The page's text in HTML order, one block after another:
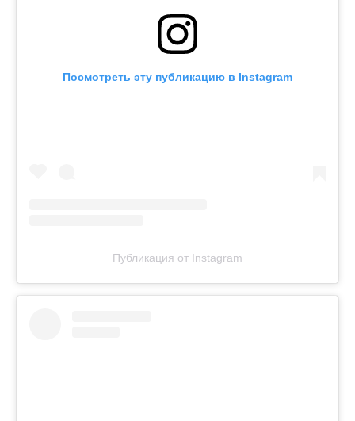
Посмотреть эту публикацию в Instagram
Публикация от Instagram